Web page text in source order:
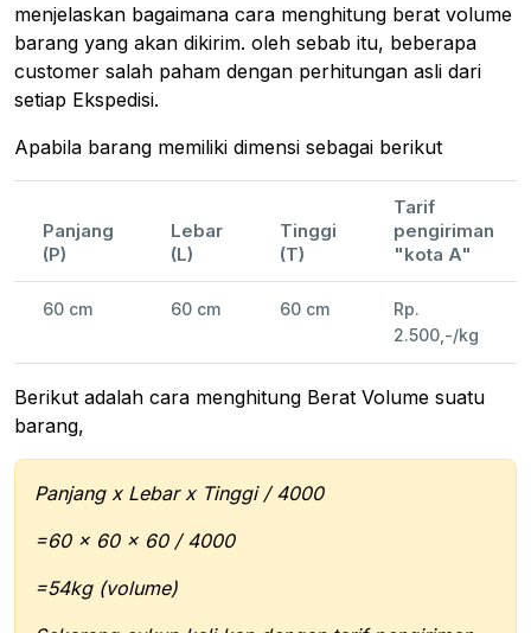
menjelaskan bagaimana cara menghitung berat volume
barang yang akan dikirim. oleh sebab itu, beberapa
customer salah paham dengan perhitungan asli dari
setiap Ekspedisi.
Apabila barang memiliki dimensi sebagai berikut
Panjang
(P)
Lebar
(L)
Tinggi
(T)
Tarif
pengiriman
"kota A"
60 cm 60 cm 60 cm
Rp.
2.500,-/kg
Berikut adalah cara menghitung Berat Volume suatu
barang,
Panjang x Lebar x Tinggi / 4000
=60 x 60 x 60 / 4000
=54kg (volume)